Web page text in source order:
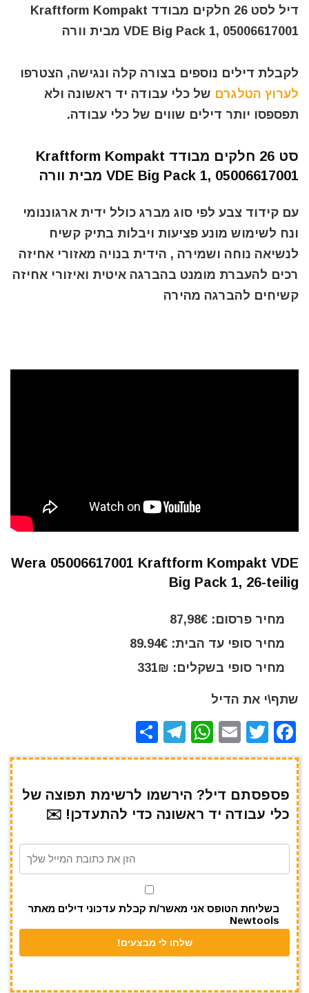
דיל לסט 26 חלקים מבודד Kraftform Kompakt
VDE Big Pack 1, 05006617001 מבית וורה
לקבלת דילים נוספים בצורה קלה ונגישה, הצטרפו
לערוץ הטלגרם של כלי עבודה יד ראשונה ולא
תפספסו יותר דילים שווים של כלי עבודה.
סט 26 חלקים מבודד Kraftform Kompakt
VDE Big Pack 1, 05006617001 מבית וורה
עם קידוד צבע לפי סוג מברג כולל ידית ארגוננומי
ונח לשימוש מונע פציעות ויבלות בתיק קשיח
לנשיאה נוחה ושמירה , הידית בנויה מאזורי אחיזה
רכים להעברת מומנט בהברגה איטית ואיזורי אחיזה
קשיחים להברגה מהירה
Wera 05006617001 Kraftform Kompakt VDE
Big Pack 1, 26-teilig
מחיר פרסום: 87,98€
מחיר סופי עד הבית: 89.94€
מחיר סופי בשקלים: 331₪
שתף\י את הדיל
F
a
e
b
o
T
w
te
r
E
m
l
W
h
s
A
p
T
el
gr
a
m
h
e
פספסתם דיל? הירשמו לרשימת תפוצה של
כלי עבודה יד ראשונה כדי להתעדכן! ✉️
בשליחת הטופס אני מאשר/ת קבלת עדכוני דילים מאתר
Newtools